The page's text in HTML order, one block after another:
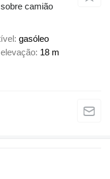
camião
gasóleo
18 m